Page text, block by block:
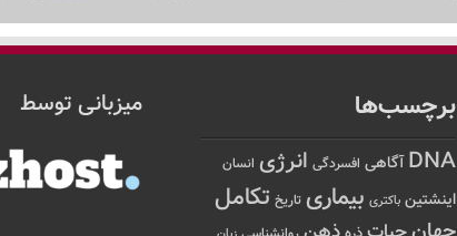
برچسب‌ها
DNA آگاهی افسردگی انرژی انسان
اینشتین باکتری بیماری تاریخ تکامل
میزبانی توسط